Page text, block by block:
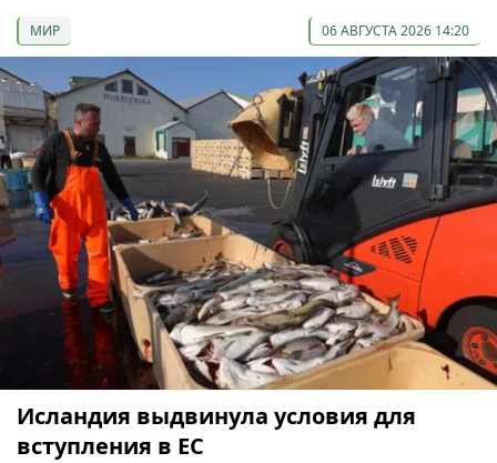
МИР 06 АВГУСТА 2026 14:20
Исландия выдвинула условия для
вступления в ЕС